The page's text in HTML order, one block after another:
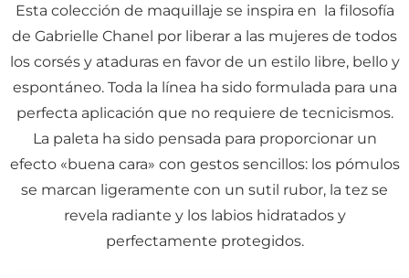
Esta colección de maquillaje se inspira en la filosofía
de Gabrielle Chanel por liberar a las mujeres de todos
los corsés y ataduras en favor de un estilo libre, bello y
espontáneo. Toda la línea ha sido formulada para una
perfecta aplicación que no requiere de tecnicismos.
La paleta ha sido pensada para proporcionar un
efecto «buena cara» con gestos sencillos: los pómulos
se marcan ligeramente con un sutil rubor, la tez se
revela radiante y los labios hidratados y
perfectamente protegidos.